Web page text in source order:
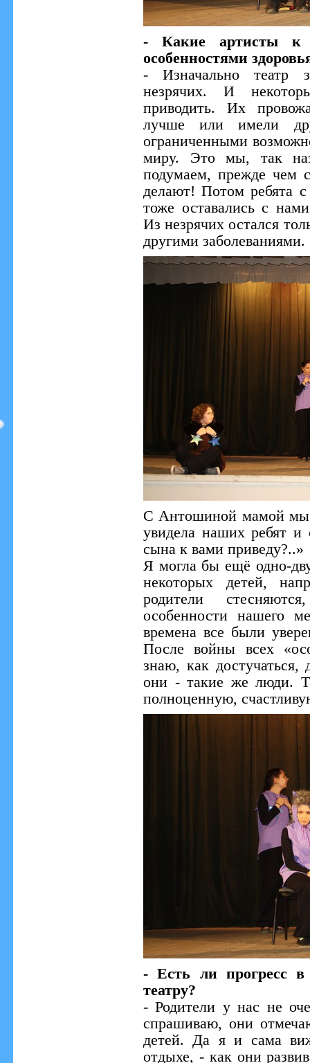
- Какие артисты к
особенностями
- Изначально театр
незрячих. И
приводить. Их
лучше или имели
ограниченными
миру. Это мы, так
подумаем, прежде чем
делают! Потом ребята
тоже оставались с
Из незрячих остался
другими заболеваниями.
С Антошиной мамой мы
увидела наших ребят
сына к вами приведу?..»
Я могла бы ещё одно-
некоторых детей,
родители
особенности нашего
времена все были
После войны всех
знаю, как достучаться,
они - такие же люди.
полноценную,
- Есть ли прогресс в
театру?
- Родители у нас не
спрашиваю, они
детей. Да я и сама
отдыхе, - как они